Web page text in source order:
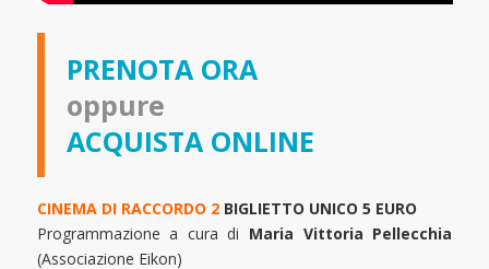
PRENOTA ORA
oppure
ACQUISTA ONLINE
CINEMA DI RACCORDO 2 BIGLIETTO UNICO 5 EURO
Programmazione a cura di Maria Vittoria Pellecchia
(Associazione Eikon)